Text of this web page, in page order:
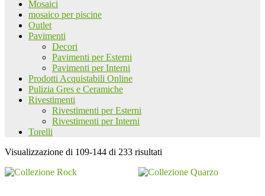
Mosaici
mosaico per piscine
Outlet
Pavimenti
Decori
Pavimenti per Esterni
Pavimenti per Interni
Prodotti Acquistabili Online
Pulizia Gres e Ceramiche
Rivestimenti
Rivestimenti per Esterni
Rivestimenti per Interni
Torelli
Visualizzazione di 109-144 di 233 risultati